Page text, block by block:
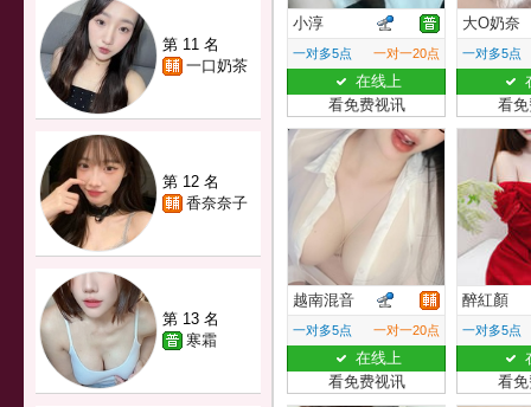
第 11 名
一口奶茶
第 12 名
香奈奈子
第 13 名
寒霜
小淳
一对多5点 一对一20点
在线上
看免费视讯
大O奶奈
一对多5点
看
越南混音
一对多5点 一对一20点
在线上
看免费视讯
醉紅顏
一对多5点
看